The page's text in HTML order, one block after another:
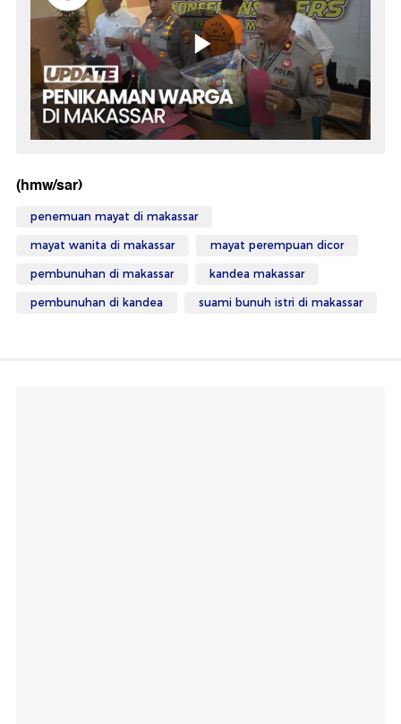
(hmw/sar)
penemuan mayat di makassar
mayat wanita di makassar mayat perempuan dicor
pembunuhan di makassar kandea makassar
pembunuhan di kandea suami bunuh istri di makassar